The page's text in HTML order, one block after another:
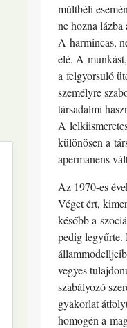
múltbéli
ne hozna
A harmincas,
elé. A
a felgyorsuló
személyre
társadalmi
A
különösen a
apermanens
Az 1970-es
Véget ért,
később a
pedig legyűrte.
vegyes
szabályozó
gyakorlat
homogén a